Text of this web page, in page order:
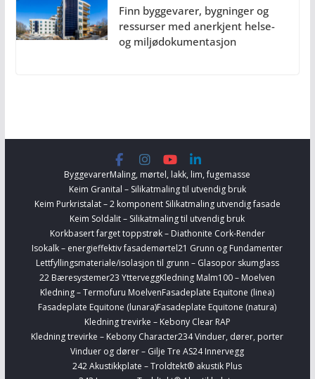
Finn byggevarer, bygninger og
ressurser med anerkjent helse-
og miljødokumentasjon
ByggevarerMaling, mørtel, lakk, lim, fugemasse
Keim Granital – Silikatmaling til utvendig bruk
Keim Purkristalat – 2 komponent Silikatmaling utvendig fasade
Keim Soldalit – Silikatmaling til utvendig bruk
Korkbasert farget toppstrøk – Diathonite Cork-Render
Isokalk – energieffektiv fasademørtel21 Grunn og Fundamenter
Lettfyllingsmateriale/isolasjon til grunn – Glasopor skumglass
22 Bæresystemer23 YtterveggKledning Malm100 – Moelven
Kledning – Termofuru MoelvenFasadeplate Equitone (linea)
Fasadeplate Equitone (lunara)Fasadeplate Equitone (natura)
Kledning trevirke – Kebony Clear RAP
Kledning trevirke – Kebony Character234 Vinduer, dører, porter
Vinduer og dører – Gilje Tre AS24 Innervegg
242 Akustikkplate – Troldtekt® akustik Plus